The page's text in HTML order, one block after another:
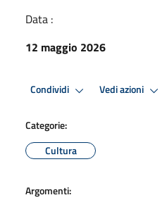
Data :
12 maggio 2026
Condividi Vedi azioni
Categorie:
Cultura
Argomenti: